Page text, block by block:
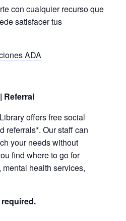
con cualquier recurso que
satisfacer tus
ADA
Referral
offers free social
referrals*. Our staff can
your needs without
find where to go for
health services,